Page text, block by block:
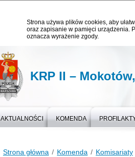
Strona używa plików cookies, aby
oraz zapisanie w pamięci urządzenia.
oznacza wyrażenie zgody.
KRP II –
AKTUALNOŚCI KOMENDA
Strona główna Komenda Komisariaty